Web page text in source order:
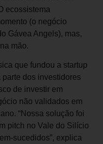
ecossistema
(o negócio
Gávea Angels), mas,
mão.
que fundou a startup
dos investidores
de investir em
não validados em
“Nossa solução foi
pitch no Vale do Silício
sucedidos”, explica